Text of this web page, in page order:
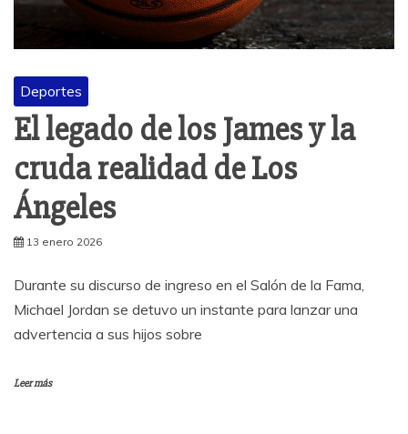
Deportes
El legado de los James y la
cruda realidad de Los
Ángeles
13 enero 2026
Durante su discurso de ingreso en el Salón de la Fama,
Michael Jordan se detuvo un instante para lanzar una
advertencia a sus hijos sobre
Leer más